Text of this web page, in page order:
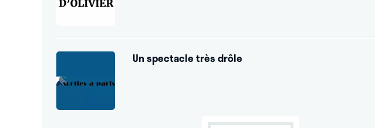
Un spectacle très drôle